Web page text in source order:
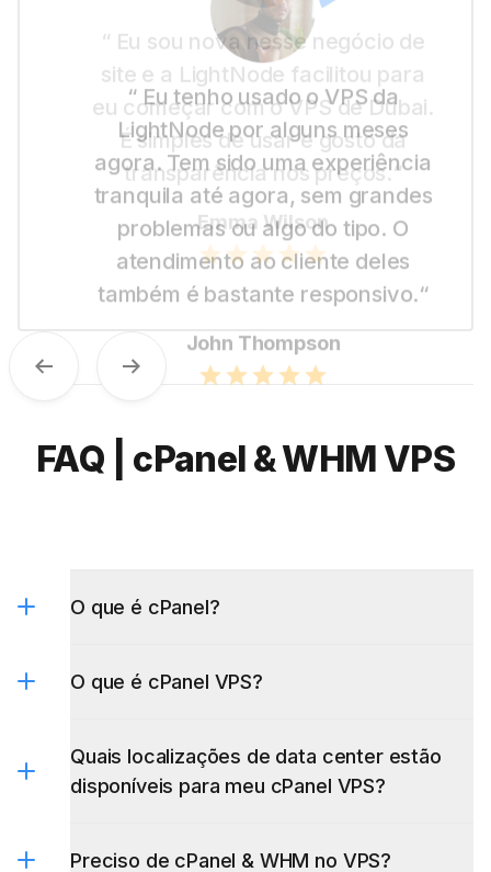
“ Eu sou nova nesse negócio de
site e a LightNode facilitou para
eu começar com o VPS de Dubai.
É simples de usar e gosto da
transparência nos preços.“
Emma Wilson
Anterior Próximo
FAQ | cPanel & WHM VPS
O que é cPanel?
O que é cPanel VPS?
Quais localizações de data center estão
disponíveis para meu cPanel VPS?
Preciso de cPanel & WHM no VPS?